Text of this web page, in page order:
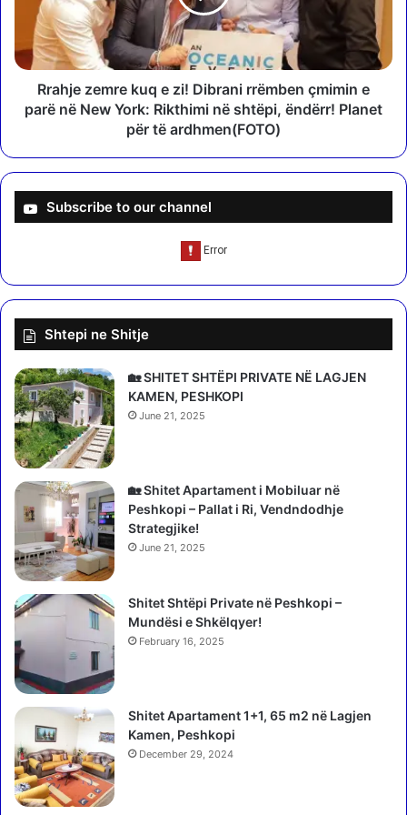
t
a
l
i
b
ë
e
M
a
d
h
e
e
m
i
b
r
n
i
r
r
ë
m
b
e
ç
m
i
m
i
n
e
p
a
ë
ë
N
e
Rrahje zemre kuq e zi! Dibrani rrëmben çmimin e
parë në New York: Rikthimi në shtëpi, ëndërr! Planet
për të ardhmen(FOTO)
Subscribe to our channel
Shtepi ne Shitje
🏡 SHITET SHTËPI PRIVATE NË LAGJEN
KAMEN, PESHKOPI
June 21, 2025
🏡 Shitet Apartament i Mobiluar në
Peshkopi – Pallat i Ri, Vendndodhje
Strategjike!
June 21, 2025
Shitet Shtëpi Private në Peshkopi –
Mundësi e Shkëlqyer!
February 16, 2025
Shitet Apartament 1+1, 65 m2 në Lagjen
Kamen, Peshkopi
December 29, 2024